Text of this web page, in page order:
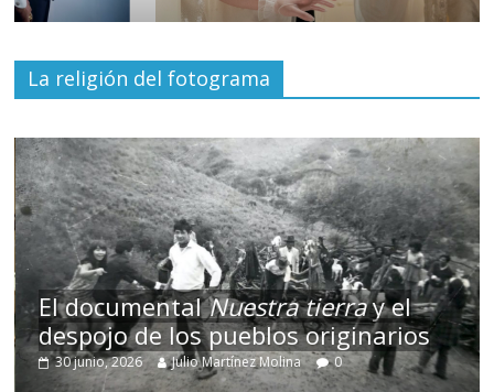
La religión del fotograma
El documentalNuestra tierray el
despojo de los pueblos originarios
30 junio, 2026 Julio Martínez Molina 0